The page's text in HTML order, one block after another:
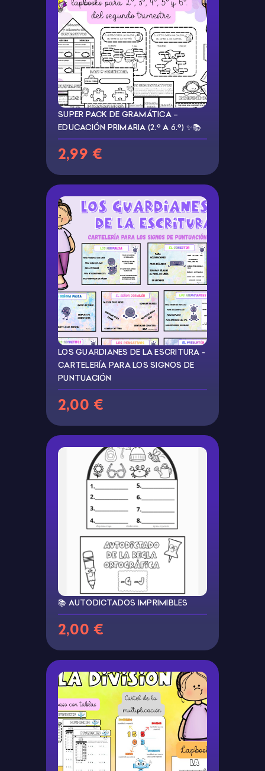
SUPER PACK DE GRAMÁTICA –
EDUCACIÓN PRIMARIA (2.º A 6.º) ✨📚
2,99 €
LOS GUARDIANES DE LA ESCRITURA -
CARTELERÍA PARA LOS SIGNOS DE
PUNTUACIÓN
2,00 €
📚 AUTODICTADOS IMPRIMIBLES
2,00 €